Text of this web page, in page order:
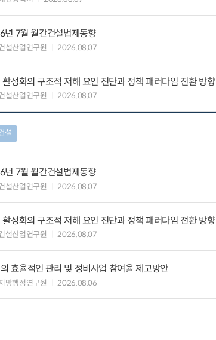
년 7월 월간건설법제동향
설산업연구원 2026.08.07
성화의 구조적 저해 요인 진단과 정책 패러다임 전환 방향
설산업연구원 2026.08.07
설
년 7월 월간건설법제동향
설산업연구원 2026.08.07
성화의 구조적 저해 요인 진단과 정책 패러다임 전환 방향
설산업연구원 2026.08.07
효율적인 관리 및 정비사업 참여율 제고방안
방행정연구원 2026.08.06